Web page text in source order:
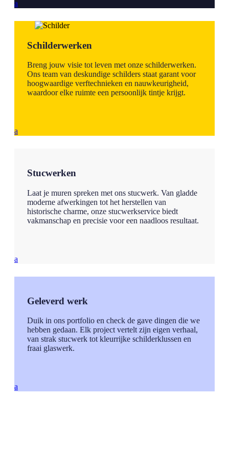
a
Schilderwerken
Breng jouw visie tot leven met onze schilderwerken.
Ons team van deskundige schilders staat garant voor
hoogwaardige verftechnieken en nauwkeurigheid,
waardoor elke ruimte een persoonlijk tintje krijgt.
a
Stucwerken
Laat je muren spreken met ons stucwerk. Van gladde
moderne afwerkingen tot het herstellen van
historische charme, onze stucwerkservice biedt
vakmanschap en precisie voor een naadloos resultaat.
a
Geleverd werk
Duik in ons portfolio en check de gave dingen die we
hebben gedaan. Elk project vertelt zijn eigen verhaal,
van strak stucwerk tot kleurrijke schilderklussen en
fraai glaswerk.
a